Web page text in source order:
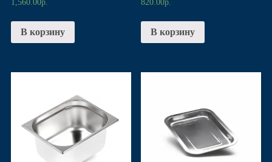
1,560.00р.
В корзину
820.00р.
В корзину